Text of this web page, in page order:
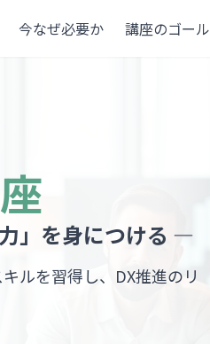
今なぜ必要か 講座のゴール
」を身につける ―
ルを習得し、DX推進のリ